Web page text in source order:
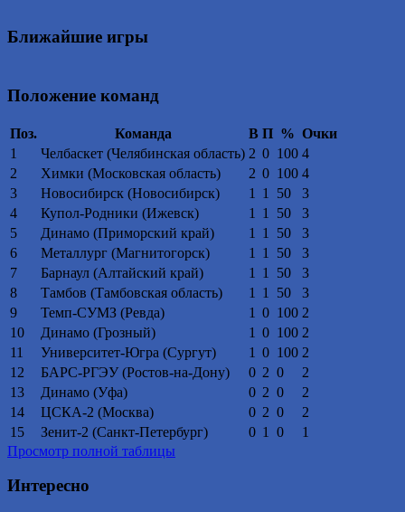
Ближайшие игры
Положение команд
Поз. Команда В П % Очки
1
Челбаскет (Челябинская область) 2 0 100 4
2
Химки (Московская область) 2 0 100 4
3
Новосибирск (Новосибирск) 1 1 50
3
4
Купол-Родники (Ижевск) 1 1 50
3
5
Динамо (Приморский край) 1 1 50
3
6
Металлург (Магнитогорск) 1 1 50
3
7
Барнаул (Алтайский край) 1 1 50
3
8
Тамбов (Тамбовская область) 1 1 50
3
9
Темп-СУМЗ (Ревда) 1 0 100 2
10
Динамо (Грозный) 1 0 100 2
11
Университет-Югра (Сургут) 1 0 100 2
12
БАРС-РГЭУ (Ростов-на-Дону) 0 2 0
2
13
Динамо (Уфа) 0 2 0
2
14
ЦСКА-2 (Москва) 0 2 0
2
15
Зенит-2 (Санкт-Петербург) 0 1 0
1
Просмотр полной таблицы
Интересно